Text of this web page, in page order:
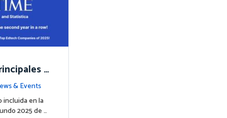
e
TIME en
& Events
incluida en la
2025 de …